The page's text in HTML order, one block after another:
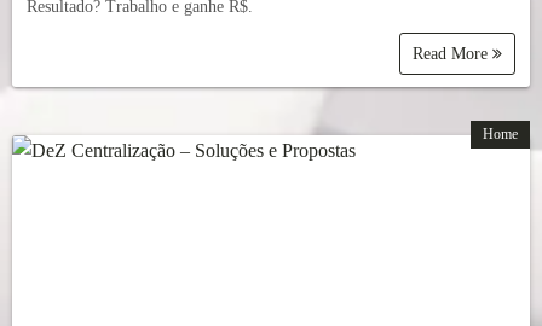
Resultado? Trabalho e ganhe R$.
Read More
Home